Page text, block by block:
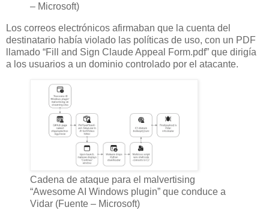
– Microsoft)
Los correos electrónicos afirmaban que la cuenta del
destinatario había violado las políticas de uso, con un PDF
llamado “Fill and Sign Claude Appeal Form.pdf” que dirigía
a los usuarios a un dominio controlado por el atacante.
Cadena de ataque para el malvertising
“Awesome AI Windows plugin” que conduce a
Vidar (Fuente – Microsoft)